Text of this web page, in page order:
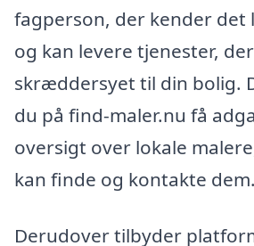
fagperson, der kender det
og kan levere tjenester,
skræddersyet til din bolig.
du på find-maler.nu få
oversigt over lokale
kan finde og kontakte dem.
Derudover tilbyder